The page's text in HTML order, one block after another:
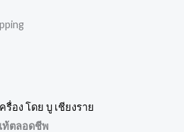
รื่อง โดย บู เชียงราย
ท้ตลอดชีพ